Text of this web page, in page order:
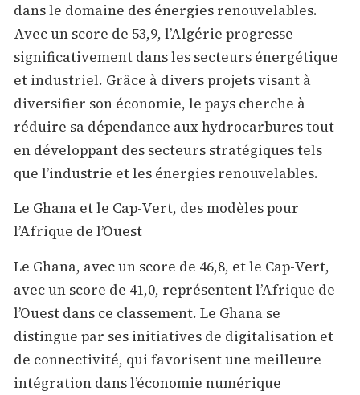
dans le domaine des énergies renouvelables.
Avec un score de 53,9, l’Algérie progresse
significativement dans les secteurs énergétique
et industriel. Grâce à divers projets visant à
diversifier son économie, le pays cherche à
réduire sa dépendance aux hydrocarbures tout
en développant des secteurs stratégiques tels
que l’industrie et les énergies renouvelables.
Le Ghana et le Cap-Vert, des modèles pour
l’Afrique de l’Ouest
Le Ghana, avec un score de 46,8, et le Cap-Vert,
avec un score de 41,0, représentent l’Afrique de
l’Ouest dans ce classement. Le Ghana se
distingue par ses initiatives de digitalisation et
de connectivité, qui favorisent une meilleure
intégration dans l’économie numérique